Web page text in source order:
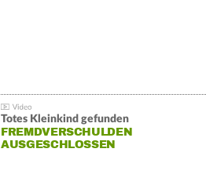
Totes Kleinkind gefunden
FREMDVERSCHULDEN
AUSGESCHLOSSEN